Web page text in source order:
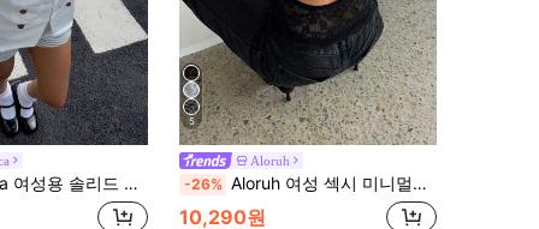
컬러 라펠 캐주얼 다용도 일상 외출 셔츠
5
Aloruh
-26% Aloruh 여성 섹시 미니멀리스트 솔리드 컬러 홀아웃 딥 V넥 콘트라스트 레이스 피티드 캐미솔, 여름
10,290원